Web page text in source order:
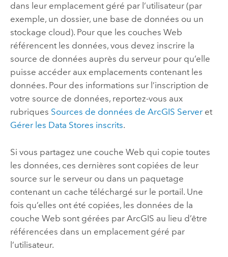
dans leur emplacement géré par l’utilisateur (par
exemple, un dossier, une base de données ou un
stockage cloud). Pour que les couches Web
référencent les données, vous devez inscrire la
source de données auprès du serveur pour qu’elle
puisse accéder aux emplacements contenant les
données. Pour des informations sur l’inscription de
votre source de données, reportez-vous aux
rubriques Sources de données de ArcGIS Serveret
Gérer les Data Stores inscrits.
Si vous partagez une couche Web qui copie toutes
les données, ces dernières sont copiées de leur
source sur le serveur ou dans un paquetage
contenant un cache téléchargé sur le portail. Une
fois qu’elles ont été copiées, les données de la
couche Web sont gérées par ArcGIS au lieu d’être
référencées dans un emplacement géré par
l’utilisateur.